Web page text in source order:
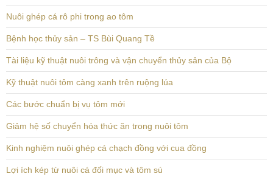
Nuôi ghép cá rô phi trong ao tôm
Bệnh học thủy sản – TS Bùi Quang Tề
Tài liệu kỹ thuật nuôi trông và vận chuyển thủy sản của Bộ
Kỹ thuật nuôi tôm càng xanh trên ruộng lúa
Các bước chuẩn bị vụ tôm mới
Giảm hệ số chuyển hóa thức ăn trong nuôi tôm
Kinh nghiệm nuôi ghép cá chạch đồng với cua đồng
Lợi ích kép từ nuôi cá đối mục và tôm sú